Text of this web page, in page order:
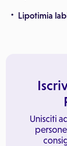
Lipotimia
Unisciti